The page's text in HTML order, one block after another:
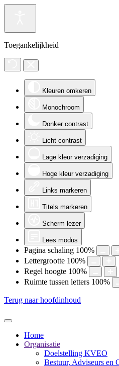
Toegankelijkheid
Kleuren omkeren
Monochroom
Donker contrast
Licht contrast
Lage kleur verzadiging
Hoge kleur verzadiging
Links markeren
Titels markeren
Scherm lezer
Lees modus
Pagina schaling 100%
Lettergrootte 100%
Regel hoogte 100%
Ruimte tussen letters 100%
Terug naar hoofdinhoud
Home
Organisatie
Doelstelling KVEO
Bestuur, Adviseurs en